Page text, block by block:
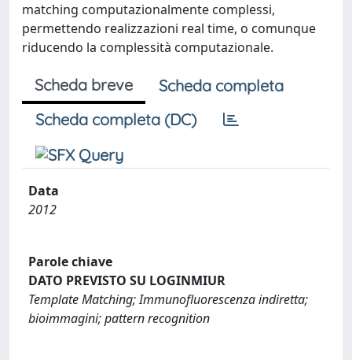
matching computazionalmente complessi,
permettendo realizzazioni real time, o comunque
riducendo la complessità computazionale.
Scheda breve
Scheda completa
Scheda completa (DC)
Data
2012
Parole chiave
DATO PREVISTO SU LOGINMIUR
Template Matching; Immunofluorescenza indiretta;
bioimmagini; pattern recognition